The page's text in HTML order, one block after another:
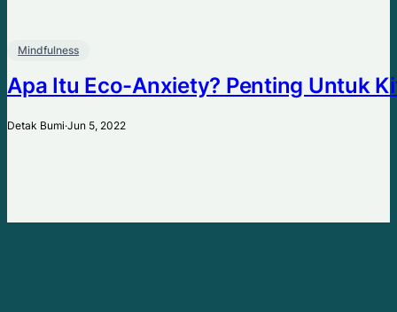
Mindfulness
Apa Itu Eco-Anxiety? Penting Untuk
Detak Bumi·Jun 5, 2022